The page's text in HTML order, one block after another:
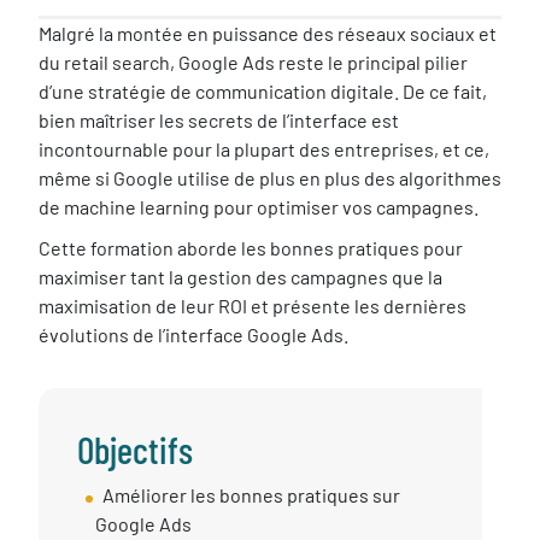
Présentation
Malgré la montée en puissance des réseaux sociaux et
du retail search, Google Ads reste le principal pilier
d’une stratégie de communication digitale. De ce fait,
bien maîtriser les secrets de l’interface est
incontournable pour la plupart des entreprises, et ce,
même si Google utilise de plus en plus des algorithmes
de machine learning pour optimiser vos campagnes.
Cette formation aborde les bonnes pratiques pour
maximiser tant la gestion des campagnes que la
maximisation de leur ROI et présente les dernières
évolutions de l’interface Google Ads.
Objectifs
Objectif
session
Améliorer les bonnes pratiques sur
Google Ads